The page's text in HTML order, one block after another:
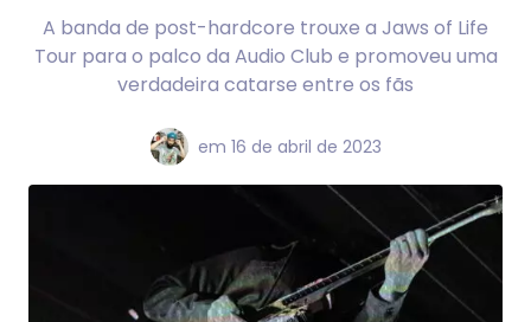
A banda de post-hardcore trouxe a Jaws of Life
Tour para o palco da Audio Club e promoveu uma
verdadeira catarse entre os fãs
em 16 de abril de 2023